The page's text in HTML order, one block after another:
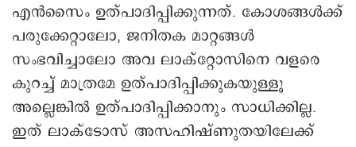
എൻസൈം ഉത്പാദിപ്പിക്കുന്നത്. കോശങ്ങൾക്ക്
പരുക്കേറ്റാലോ, ജനിതക മാറ്റങ്ങൾ
സംഭവിച്ചാലോ അവ ലാക്റ്റോസിനെ വളരെ
കുറച്ച് മാത്രമേ ഉത്പാദിപ്പിക്കുകയുള്ളൂ
അല്ലെങ്കിൽ ഉത്പാദിപ്പിക്കാനും സാധിക്കില്ല.
ഇത് ലാക്ടോസ് അസഹിഷ്ണുതയിലേക്ക്